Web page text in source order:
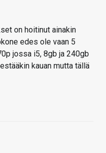
on hoitinut ainakin
edes ole vaan 5
jossa i5, 8gb ja 240gb
kauan mutta tällä